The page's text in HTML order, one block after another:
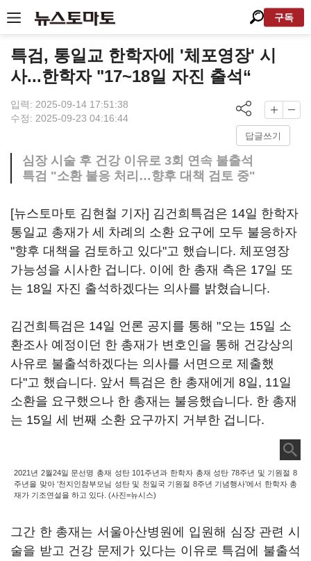
구독
특검, 통일교 한학자에 '체포영장' 시
사...한학자 "17~18일 자진 출석“
입력: 2025-09-14 17:51:38
수정: 2025-09-23 04:16:44
답글쓰기
심장 시술 후 건강 이유로 3회 연속 불출석
특검 "소환 불응 처리…향후 대책 검토 중"
[뉴스토마토 김현철 기자] 김건희특검은 14일 한학자
통일교 총재가 세 차례의 소환 요구에 모두 불응하자
"향후 대책을 검토하고 있다"고 했습니다. 체포영장
가능성을 시사한 겁니다. 이에 한 총재 측은 17일 또
는 18일 자진 출석하겠다는 의사를 밝혔습니다.
김건희특검은 14일 언론 공지를 통해 "오는 15일 소
환조사 예정이던 한 총재가 변호인을 통해 건강상의
사유로 불출석하겠다는 의사를 서면으로 제출했
다"고 했습니다. 앞서 특검은 한 총재에게 8일, 11일
소환을 요구했으나 한 총재는 불응했습니다. 한 총재
는 15일 세 번째 소환 요구까지 거부한 겁니다.
2021년 2월24일 문선명 총재 성탄 101주년과 한학자 총재 성탄 78주년 및 기원절 8
주년을 맞아 ‘천지인참부모님 성탄 및 천일국 기원절 8주년 기념행사’에서 한학자 총
재가 기조연설을 하고 있다. (사진=뉴시스)
그간 한 총재는 서울아산병원에 입원해 심장 관련 시
술을 받고 건강 문제가 있다는 이유로 특검에 불출석